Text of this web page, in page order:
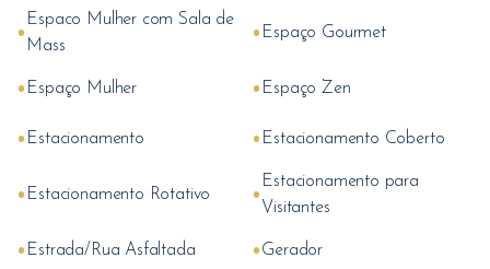
• Espaco Mulher com Sala de
Mass
• Espaço Gourmet
• Espaço Mulher • Espaço Zen
• Estacionamento • Estacionamento Coberto
• Estacionamento Rotativo • Estacionamento para
Visitantes
• Estrada/Rua Asfaltada •Gerador